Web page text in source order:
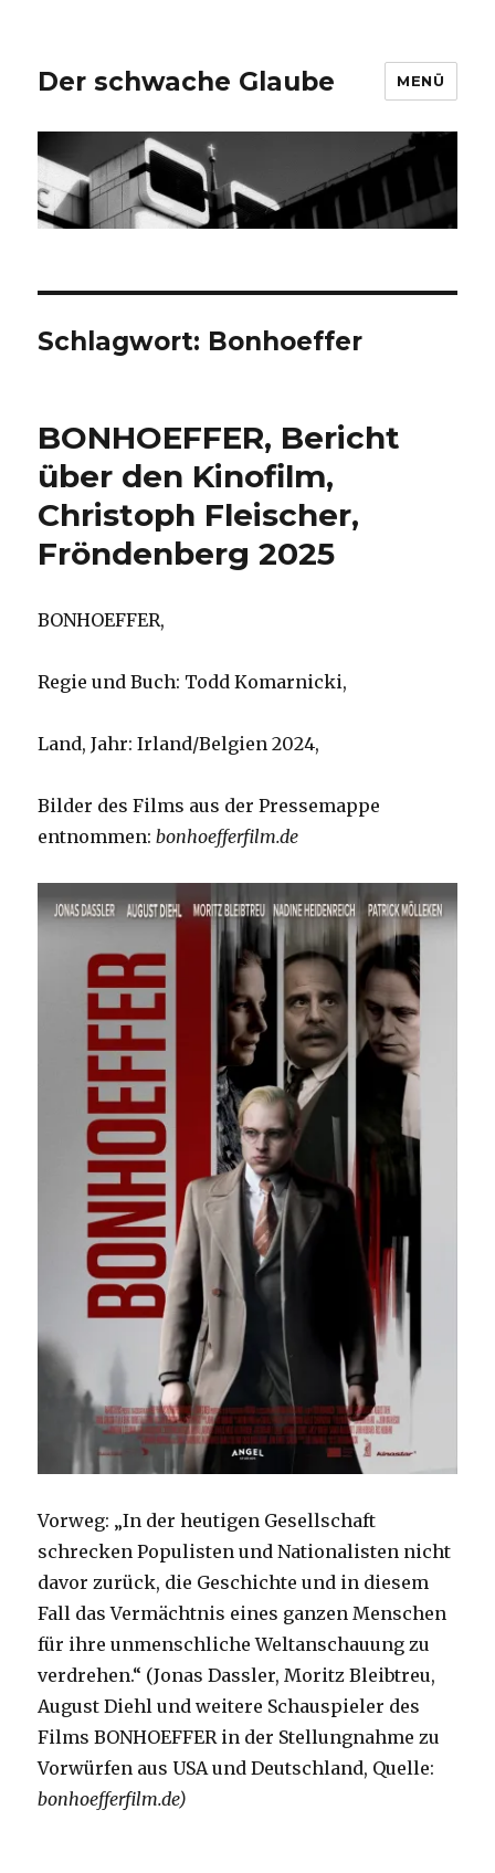
Der schwache Glaube MENÜ
Schlagwort: Bonhoeffer
BONHOEFFER, Bericht
über den Kinofilm,
Christoph Fleischer,
Fröndenberg 2025
BONHOEFFER,
Regie und Buch: Todd Komarnicki,
Land, Jahr: Irland/Belgien 2024,
Bilder des Films aus der Pressemappe
entnommen:bonhoefferfilm.de
Vorweg: „In der heutigen Gesellschaft
schrecken Populisten und Nationalisten nicht
davor zurück, die Geschichte und in diesem
Fall das Vermächtnis eines ganzen Menschen
für ihre unmenschliche Weltanschauung zu
verdrehen.“ (Jonas Dassler, Moritz Bleibtreu,
August Diehl und weitere Schauspieler des
Films BONHOEFFER in der Stellungnahme zu
Vorwürfen aus USA und Deutschland, Quelle:
bonhoefferfilm.de)